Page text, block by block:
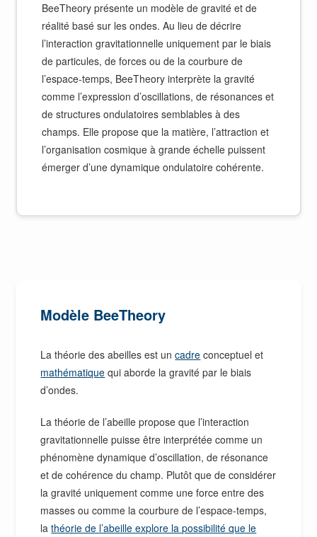
BeeTheory présente un modèle de gravité et de
réalité basé sur les ondes. Au lieu de décrire
l’interaction gravitationnelle uniquement par le biais
de particules, de forces ou de la courbure de
l’espace-temps, BeeTheory interprète la gravité
comme l’expression d’oscillations, de résonances et
de structures ondulatoires semblables à des
champs. Elle propose que la matière, l’attraction et
l’organisation cosmique à grande échelle puissent
émerger d’une dynamique ondulatoire cohérente.
Modèle BeeTheory
La théorie des abeilles est uncadre conceptuel et
mathématique qui aborde la gravité par le biais
d’ondes.
La théorie de l’abeille propose que l’interaction
gravitationnelle puisse être interprétée comme un
phénomène dynamique d’oscillation, de résonance
et de cohérence du champ. Plutôt que de considérer
la gravité uniquement comme une force entre des
masses ou comme la courbure de l’espace-temps,
lathéorie de l’abeille explore la possibilité que le